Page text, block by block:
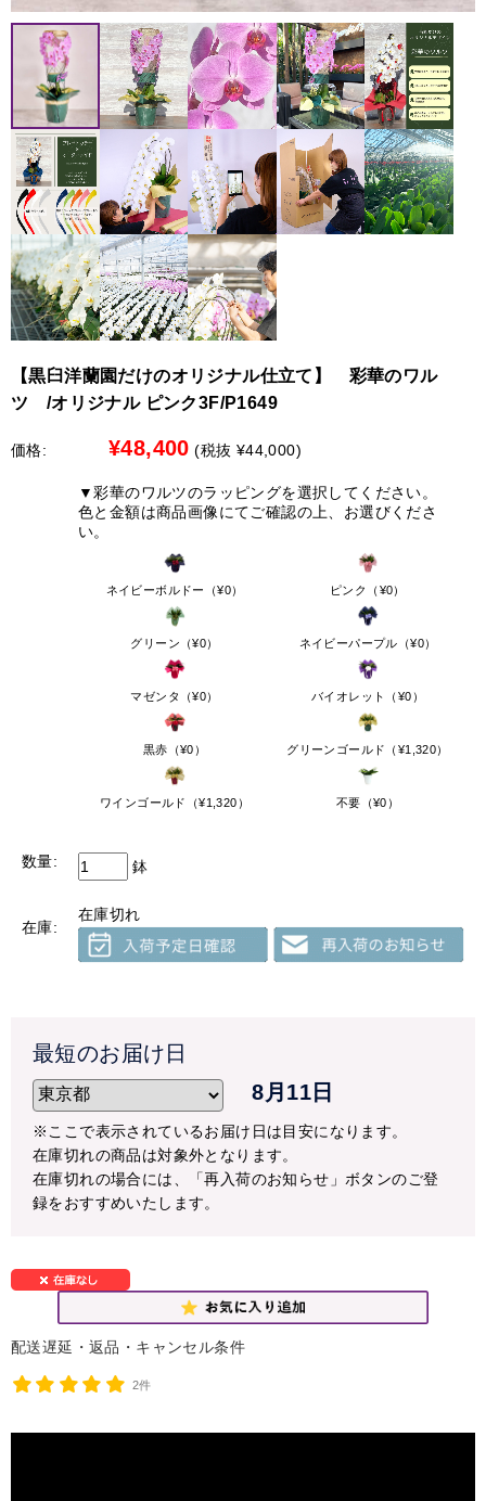
期間：8月1日（土）～8月7日（金）
対象商品：鉢物の胡蝶蘭（大輪胡蝶蘭・彩華のワルツ・特
注胡蝶蘭・中輪・ミニ胡蝶蘭）
■クーポンのご利用方法■
1.商品を選んでカートへ
2.クーポン利用欄へ【hananohi20】と入力し適用を押す
3.購入手続きへ
※こちらのクーポンは会員様限定となります。
クーポンコードをコピー＞＞
2026年7月13日
連日の猛暑により、品質保持が困難なため、下記地域への
お届けを一時的に見送らせていただきます。
お客様にはご迷惑をおかけし大変申し訳ございませんが、
何卒ご理解賜りますようお願い申し上げます。
【配送停止の地域】
北海道（札幌市を除く）
●北海道（札幌市限定）への配送について
最短で７日後から承れます。別途￥3,300の配送料金がかか
ります。
※時間指定は出来ません
【限定商品のみ配送可能地域】
●中国地方、四国地方、九州地方への配送について
以下の商品限定で配送を承れます。
白大輪胡蝶蘭 3本立ち42輪程度（つぼみ数含む）
白大輪胡蝶蘭 ５本立ち70輪程度（つぼみ数含む）
白大輪胡蝶蘭 ５本立ち75輪程度（つぼみ数含む）
※10月1日頃より再開を予定しておりますが、気温により変
更になる場合もございます。予めご了承ください。
※尚、クール便対応商品（アレンジメント・花束）はご注
【配送停止の可能性にある地域】
配送停止の地域以外すべて
停止の可能性がある地域へのお届けの場合も、急ぎのご注
文ではない場合には、なるべく気温が高い日を避けて配送
することをおすすめいたします。
をご相談をさせて頂く場合もございますので予めご了承く
ださい。
ご心配な方は事前にご相談ください。
TEL:048-685-2211(平日9-17時)
【黒臼洋蘭園だけのオリジナル仕立て】 彩華のワル
ツ /オリジナル ピンク3F/P1649
価格: ¥48,400 (税抜 ¥44,000)
▼彩華のワルツのラッピングを選択してください。
色と金額は商品画像にてご確認の上、お選びくださ
い。
ネイビーボルドー（¥0） ピンク（¥0）
グリーン（¥0） ネイビーパープル（¥0）
マゼンタ（¥0） バイオレット（¥0）
黒赤（¥0） グリーンゴールド（¥1,320）
ワインゴールド（¥1,320） 不要（¥0）
数量: 鉢
在庫:
在庫切れ
最短のお届け日
8月11日
※ここで表示されているお届け日は目安になります。
在庫切れの商品は対象外となります。
在庫切れの場合には、「再入荷のお知らせ」ボタンのご登
録をおすすめいたします。
配送遅延・返品・キャンセル条件
2件